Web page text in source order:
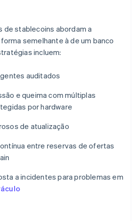
de stablecoins abordam a
semelhante à de um banco
incluem:
auditados
e queima com múltiplas
por hardware
de atualização
entre reservas de ofertas
a incidentes para problemas em